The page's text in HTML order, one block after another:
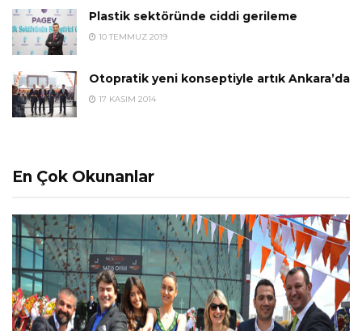
Plastik sektöründe ciddi gerileme
10 TEMMUZ 2019
Otopratik yeni konseptiyle artık Ankara’da
17 KASIM 2014
En Çok Okunanlar